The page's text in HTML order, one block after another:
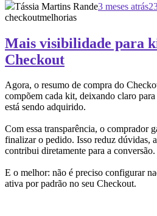
Tássia Martins Rande3 meses atrás
checkoutmelhorias
Mais visibilidade para
Checkout
Agora, o resumo de compra do
compõem cada kit, deixando claro
está sendo adquirido.
Com essa transparência, o comprador
finalizar o pedido. Isso reduz dúvidas,
contribui diretamente para a conversão.
E o melhor: não é preciso configurar
ativa por padrão no seu Checkout.